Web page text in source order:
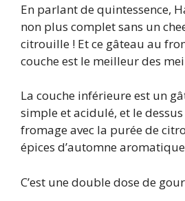
En parlant de quintessence,
non plus complet sans un
citrouille ! Et ce gâteau au
couche est le meilleur des
La couche inférieure est un
simple et acidulé, et le
fromage avec la purée de
épices d’automne
C’est une double dose de